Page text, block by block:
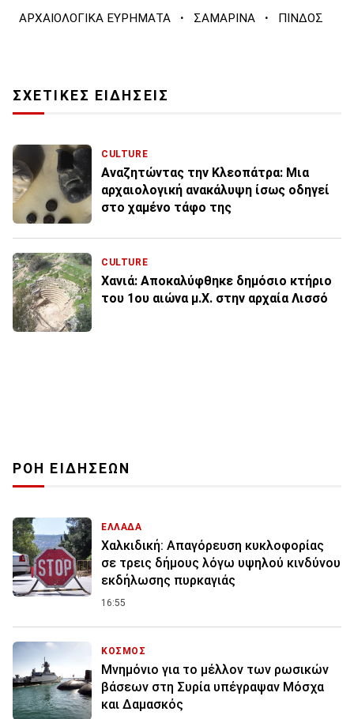
ΑΡΧΑΙΟΛΟΓΙΚΑ ΕΥΡΗΜΑΤΑ · ΣΑΜΑΡΙΝΑ · ΠΙΝΔΟΣ
ΣΧΕΤΙΚΕΣ ΕΙΔΗΣΕΙΣ
CULTURE
Αναζητώντας την Κλεοπάτρα: Μια
αρχαιολογική ανακάλυψη ίσως οδηγεί
στο χαμένο τάφο της
CULTURE
Χανιά: Αποκαλύφθηκε δημόσιο κτήριο
του 1ου αιώνα μ.Χ. στην αρχαία Λισσό
ΡΟΗ ΕΙΔΗΣΕΩΝ
ΕΛΛΑΔΑ
Χαλκιδική: Απαγόρευση κυκλοφορίας
σε τρεις δήμους λόγω υψηλού κινδύνου
εκδήλωσης πυρκαγιάς
16:55
ΚΟΣΜΟΣ
Μνημόνιο για το μέλλον των ρωσικών
βάσεων στη Συρία υπέγραψαν Μόσχα
και Δαμασκός